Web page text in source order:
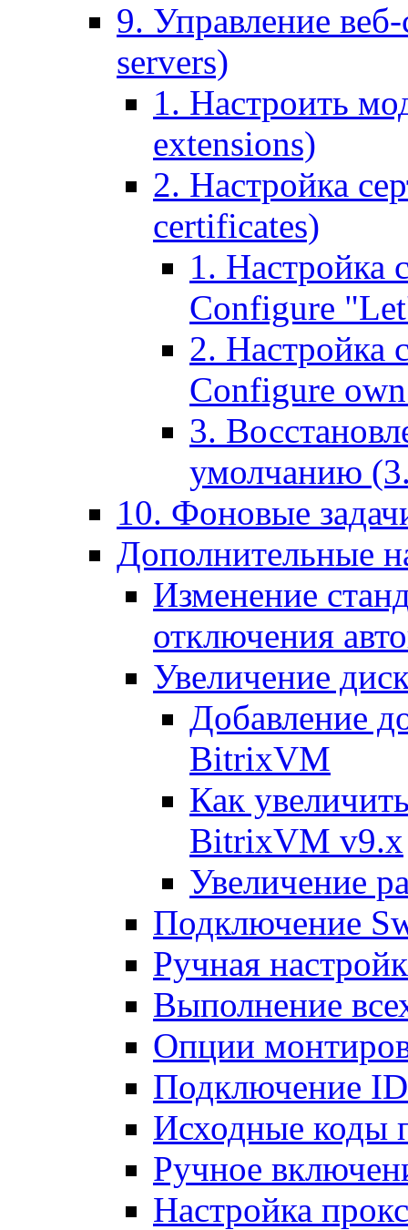
9. Управление
servers)
1. Настроить
extensions)
2. Настройка
certificates)
1. Настройка
Configure
2. Настройка
Configure
3.
умолчанию
10. Фоновые
Дополнительные
Изменение
отключения
Увеличение
Добавление
BitrixVM
Как
BitrixVM v9.x
Увеличение
Подключение
Ручная
Выполнение
Опции
Подключение
Исходные коды
Ручное
Настройка